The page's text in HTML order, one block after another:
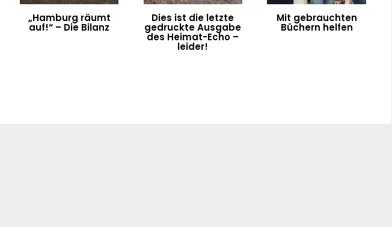
„Hamburg räumt
auf!“ – Die Bilanz
Dies ist die letzte
gedruckte Ausgabe
des Heimat-Echo –
leider!
Mit gebrauchten
Büchern helfen